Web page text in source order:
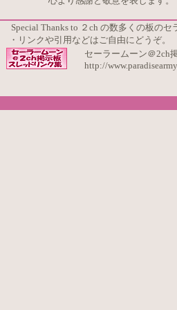
Special Thanks to ２ch の数多くの板のセ
・リンクや引用などはご自由にどうぞ。
セーラームーン＠2ch
http://